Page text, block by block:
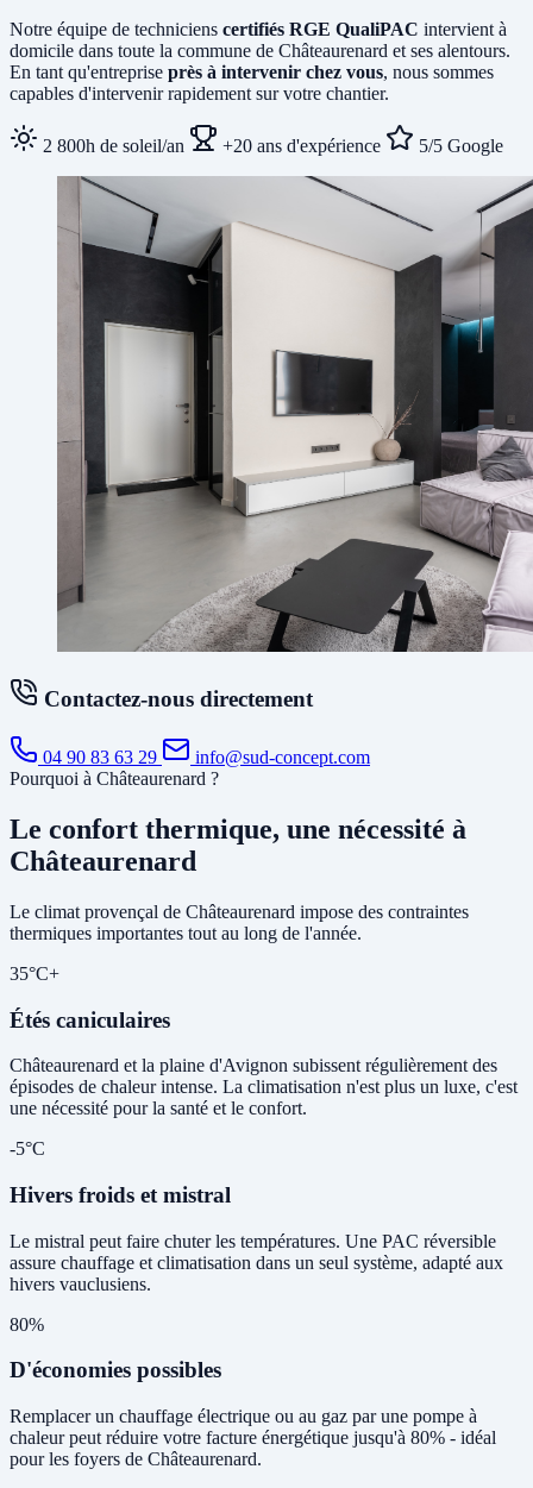
Notre équipe de techniciens certifiés RGE QualiPAC intervient à
domicile dans toute la commune de Châteaurenard et ses alentours.
En tant qu'entreprise près à intervenir chez vous, nous sommes
capables d'intervenir rapidement sur votre chantier.
2 800h de soleil/an +20 ans d'expérience 5/5 Google
Contactez-nous directement
04 90 83 63 29
info@sud-concept.com
Pourquoi à Châteaurenard ?
Le confort thermique, une nécessité à
Châteaurenard
Le climat provençal de Châteaurenard impose des contraintes
thermiques importantes tout au long de l'année.
35°C+
Étés caniculaires
Châteaurenard et la plaine d'Avignon subissent régulièrement des
épisodes de chaleur intense. La climatisation n'est plus un luxe, c'est
une nécessité pour la santé et le confort.
-5°C
Hivers froids et mistral
Le mistral peut faire chuter les températures. Une PAC réversible
assure chauffage et climatisation dans un seul système, adapté aux
hivers vauclusiens.
80%
D'économies possibles
Remplacer un chauffage électrique ou au gaz par une pompe à
chaleur peut réduire votre facture énergétique jusqu'à 80% - idéal
pour les foyers de Châteaurenard.